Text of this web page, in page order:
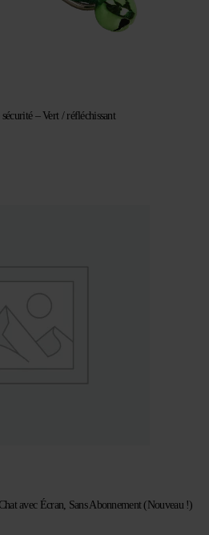
– Vert / réfléchissant
avec Écran, Sans Abonnement (Nouveau !)